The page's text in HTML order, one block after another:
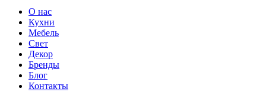
О нас
Кухни
Мебель
Свет
Декор
Бренды
Блог
Контакты